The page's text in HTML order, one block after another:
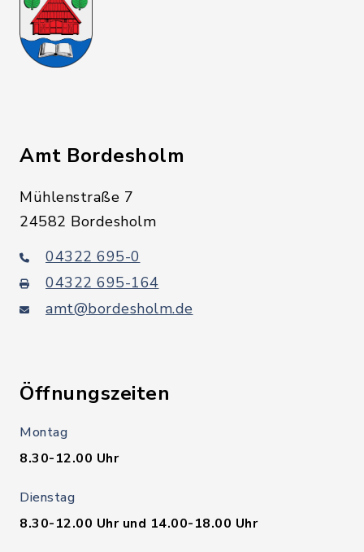
Amt Bordesholm
Mühlenstraße 7
24582 Bordesholm
04322 695-0
04322 695-164
amt@bordesholm.de
Öffnungszeiten
Montag
8.30-12.00 Uhr
Dienstag
8.30-12.00 Uhr und 14.00-18.00 Uhr